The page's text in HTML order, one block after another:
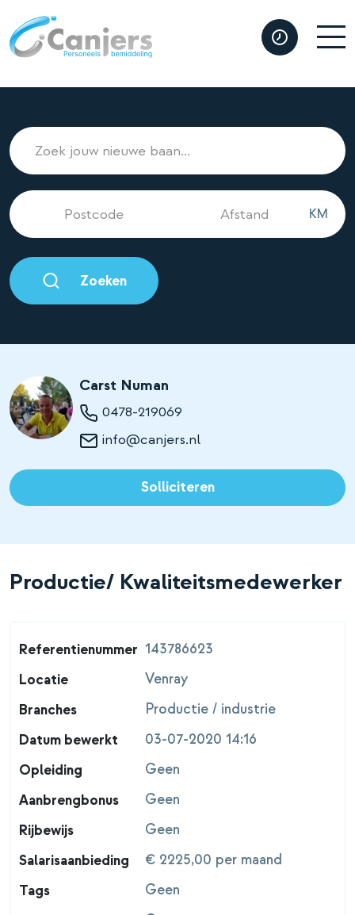
KM
Zoeken
Carst Numan
0478-219069
info@canjers.nl
Solliciteren
Productie/ Kwaliteitsmedewerker
Referentienummer 143786623
Locatie
Venray
Branches
Productie / industrie
Datum bewerkt
03-07-2020 14:16
Opleiding
Geen
Aanbrengbonus
Geen
Rijbewijs
Geen
Salarisaanbieding
€ 2225,00 per maand
Tags
Geen